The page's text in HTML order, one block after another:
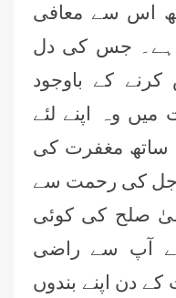
اس سے معافی
ہے۔ جس کی دل
کے باوجود
میں وہ اپنے لئے
ساتھ مغفرت کی
کی رحمت سے
صلح کی کوئی
آپ سے راضی
کے دن اپنے بندوں